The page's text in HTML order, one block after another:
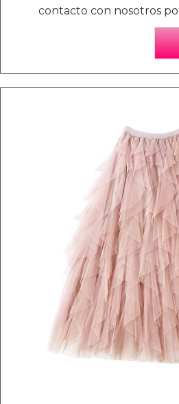
contacto con nosotros